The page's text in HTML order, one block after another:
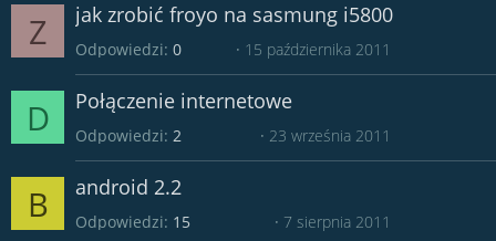
Z jak zrobić froyo na sasmung i5800
Odpowiedzi 0 15 października 2011
D Połączenie internetowe
Odpowiedzi 2 23 września 2011
B android 2.2
Odpowiedzi 15 7 sierpnia 2011